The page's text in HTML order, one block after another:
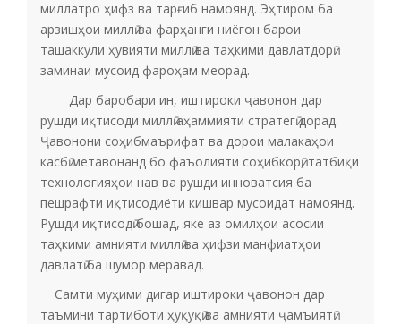
миллатро ҳифз ва тарғиб намоянд. Эҳтиром ба
арзишҳои миллӣ ва фарҳанги ниёгон барои
ташаккули ҳувияти миллӣ ва таҳкими давлатдорӣ
заминаи мусоид фароҳам меорад.
Дар баробари ин, иштироки ҷавонон дар
рушди иқтисоди миллӣ аҳаммияти стратегӣ дорад.
Ҷавонони соҳибмаърифат ва дорои малакаҳои
касбӣ метавонанд бо фаъолияти соҳибкорӣ, татбиқи
технологияҳои нав ва рушди инноватсия ба
пешрафти иқтисодиёти кишвар мусоидат намоянд.
Рушди иқтисодӣ бошад, яке аз омилҳои асосии
таҳкими амнияти миллӣ ва ҳифзи манфиатҳои
давлатӣ ба шумор меравад.
Самти муҳими дигар иштироки ҷавонон дар
таъмини тартиботи ҳуқуқӣ ва амнияти ҷамъиятӣ